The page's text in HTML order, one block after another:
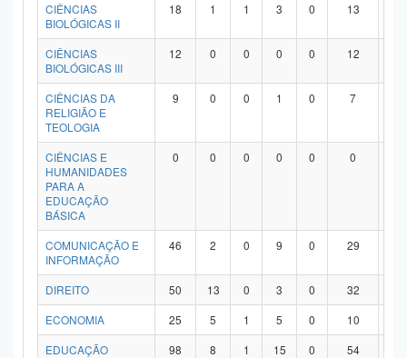
CIÊNCIAS
BIOLÓGICAS II
18 1 1 3 0 13
CIÊNCIAS
BIOLÓGICAS III
12 0 0 0 0 12
CIÊNCIAS DA
RELIGIÃO E
TEOLOGIA
9 0 0 1 0 7
CIÊNCIAS E
HUMANIDADES
PARA A
EDUCAÇÃO
BÁSICA
0 0 0 0 0 0
COMUNICAÇÃO E
INFORMAÇÃO
46 2 0 9 0 29
DIREITO 50 13 0 3 0 32
ECONOMIA
25 5 1 5 0 10
EDUCAÇÃO
98 8 1 15 0 54